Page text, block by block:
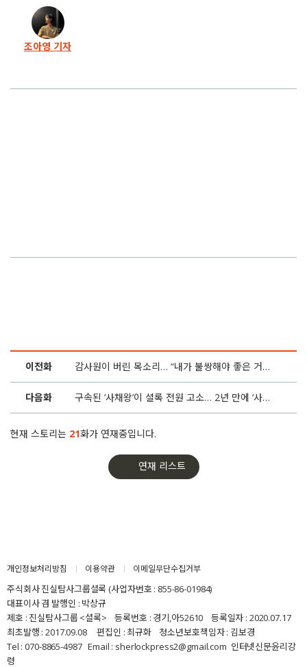
7화
6화 “사채왕 김상욱 하나에 휘둘리는 이게 나라입니까!”
5화 [속보] ‘사채왕’ 구속될까… 23일 영장실질심사 진행
조아영 기자
이전화 감사원이 버린 목소리… “내가 불쌍해야 좋은 거지?”
다음화 구속된 ‘사채왕’이 셜록 전원 고소… 2년 만에 ‘사필귀정’
현재 스토리는 21화가 연재중입니다.
연재 리스트
개인정보처리방침 이용약관 이메일무단수집거부
주식회사 진실탐사그룹셜록 (사업자번호 : 855-86-01984)
대표이사 겸 발행인 : 박상규
제호 : 진실탐사그룹 <셜록> 등록번호 : 경기,아52610 등록일자 : 2020.07.17
최초발행 : 2017.09.08 편집인 : 최규화 청소년보호책임자 : 김보경
Tel : 070-8865-4987 Email : sherlockpress2@gmail.com 인터넷신문윤리강
령